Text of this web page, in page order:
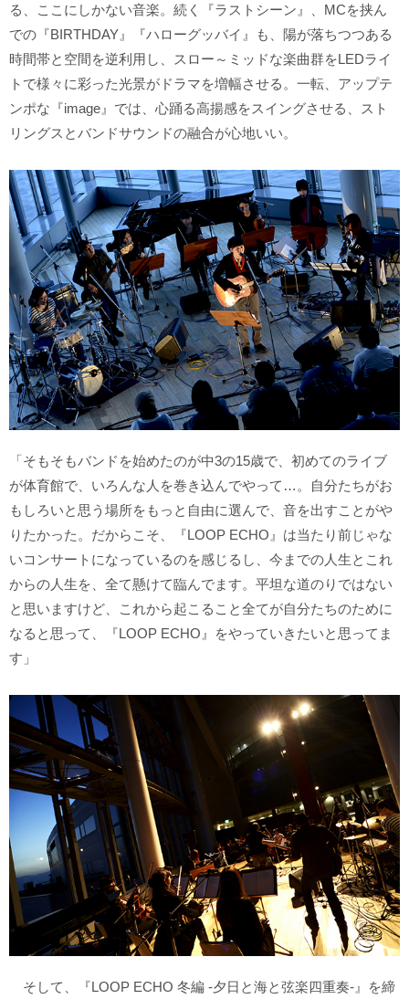
る、ここにしかない音楽。続く『ラストシーン』、MCを挟ん
での『BIRTHDAY』『ハローグッバイ』も、陽が落ちつつある
時間帯と空間を逆利用し、スロー～ミッドな楽曲群をLEDライ
トで様々に彩った光景がドラマを増幅させる。一転、アップテ
ンポな『image』では、心踊る高揚感をスイングさせる、スト
リングスとバンドサウンドの融合が心地いい。
「そもそもバンドを始めたのが中3の15歳で、初めてのライブ
が体育館で、いろんな人を巻き込んでやって…。自分たちがお
もしろいと思う場所をもっと自由に選んで、音を出すことがや
りたかった。だからこそ、『LOOP ECHO』は当たり前じゃな
いコンサートになっているのを感じるし、今までの人生とこれ
からの人生を、全て懸けて臨んでます。平坦な道のりではない
と思いますけど、これから起こること全てが自分たちのために
なると思って、『LOOP ECHO』をやっていきたいと思ってま
す」
そして、『LOOP ECHO 冬編 -夕日と海と弦楽四重奏-』を締